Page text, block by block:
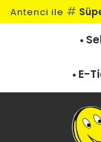
Antenci ile #
E-